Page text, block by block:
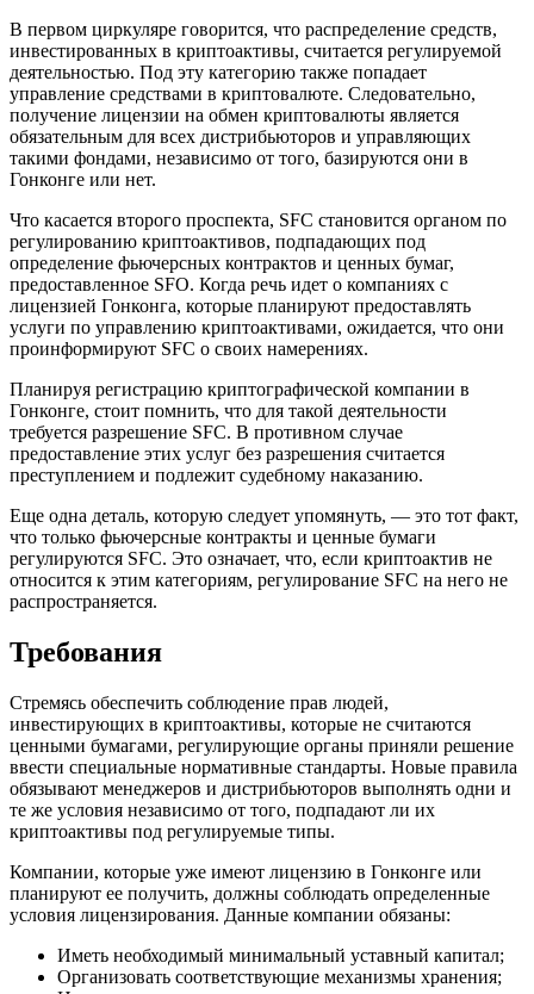
В первом циркуляре говорится, что распределение средств,
инвестированных в криптоактивы, считается регулируемой
деятельностью. Под эту категорию также попадает
управление средствами в криптовалюте. Следовательно,
получение лицензии на обмен криптовалюты является
обязательным для всех дистрибьюторов и управляющих
такими фондами, независимо от того, базируются они в
Гонконге или нет.
Что касается второго проспекта, SFC становится органом по
регулированию криптоактивов, подпадающих под
определение фьючерсных контрактов и ценных бумаг,
предоставленное SFO. Когда речь идет о компаниях с
лицензией Гонконга, которые планируют предоставлять
услуги по управлению криптоактивами, ожидается, что они
проинформируют SFC о своих намерениях.
Планируя регистрацию криптографической компании в
Гонконге, стоит помнить, что для такой деятельности
требуется разрешение SFC. В противном случае
предоставление этих услуг без разрешения считается
преступлением и подлежит судебному наказанию.
Еще одна деталь, которую следует упомянуть, — это тот факт,
что только фьючерсные контракты и ценные бумаги
регулируются SFC. Это означает, что, если криптоактив не
относится к этим категориям, регулирование SFC на него не
распространяется.
Требования
Стремясь обеспечить соблюдение прав людей,
инвестирующих в криптоактивы, которые не считаются
ценными бумагами, регулирующие органы приняли решение
ввести специальные нормативные стандарты. Новые правила
обязывают менеджеров и дистрибьюторов выполнять одни и
те же условия независимо от того, подпадают ли их
криптоактивы под регулируемые типы.
Компании, которые уже имеют лицензию в Гонконге или
планируют ее получить, должны соблюдать определенные
условия лицензирования. Данные компании обязаны:
Иметь необходимый минимальный уставный капитал;
Организовать соответствующие механизмы хранения;